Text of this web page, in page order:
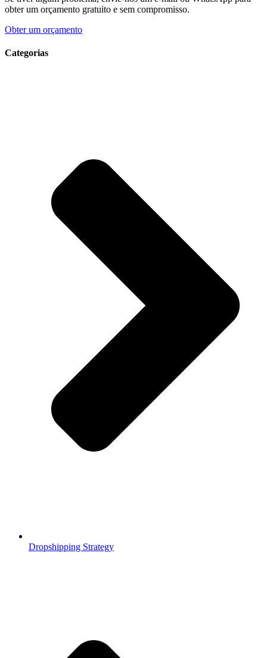
obter um orçamento gratuito e sem compromisso.
Obter um orçamento
Categorias
Dropshipping Strategy